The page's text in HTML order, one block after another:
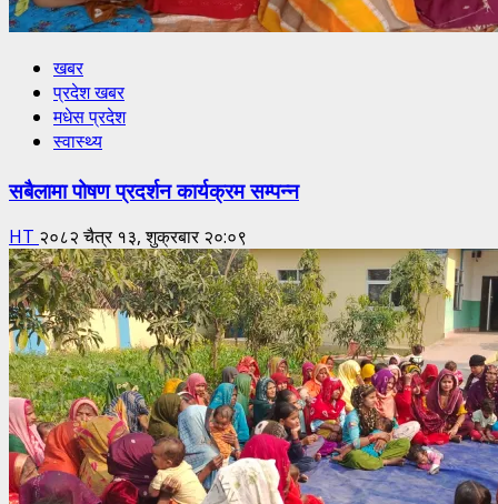
खबर
प्रदेश खबर
मधेस प्रदेश
स्वास्थ्य
सबैलामा पोषण प्रदर्शन कार्यक्रम सम्पन्न
HT २०८२ चैत्र १३, शुक्रबार २०:०९